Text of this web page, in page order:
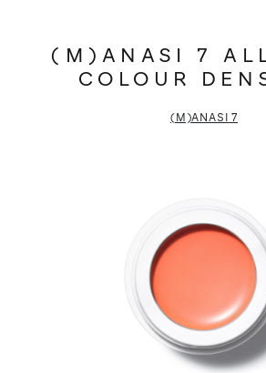
(M)ANASI 7
COLOUR
(M)ANASI 7